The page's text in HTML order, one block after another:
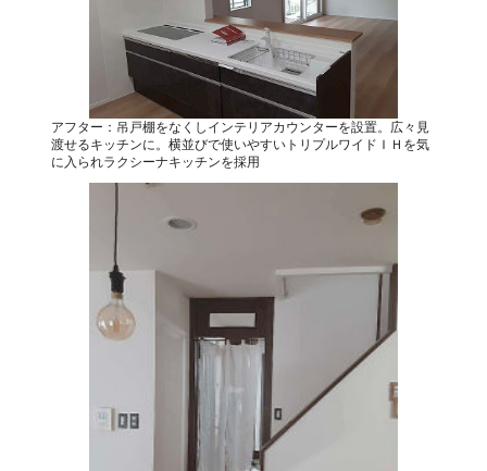
アフター：吊戸棚をなくしインテリアカウンターを設置。広々見
渡せるキッチンに。横並びで使いやすいトリプルワイドＩＨを気
に入られラクシーナキッチンを採用